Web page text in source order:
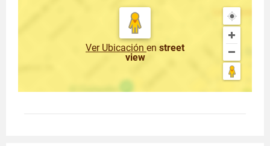
Ver Ubicación en street
view